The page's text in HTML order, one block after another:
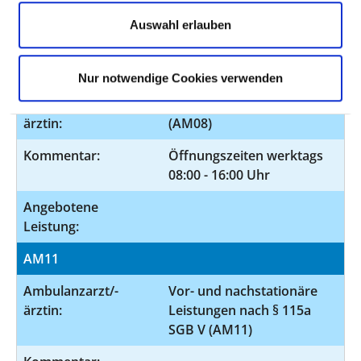
Auswahl erlauben
Nur notwendige Cookies verwenden
Ambulanzarzt/-
ärztin:
Notfallambulanz (24h)
(AM08)
Kommentar:
Öffnungszeiten werktags
08:00 - 16:00 Uhr
Angebotene
Leistung:
AM11
Ambulanzarzt/-
ärztin:
Vor- und nachstationäre
Leistungen nach § 115a
SGB V (AM11)